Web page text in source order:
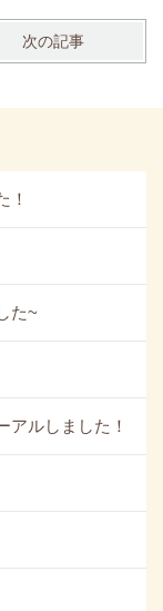
次の記事
！
た~
アルしました！